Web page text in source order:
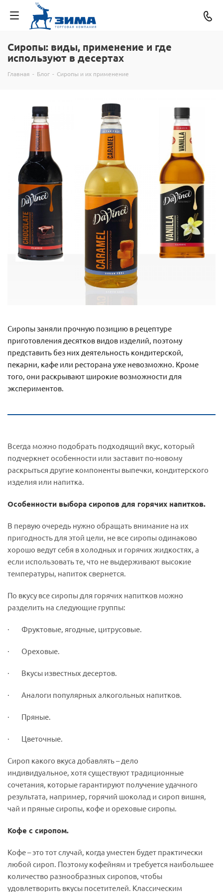
Сиропы: виды, применение и где
используют в десертах
Главная - Блог - Сиропы и их применение
Сиропы заняли прочную позицию в рецептуре
приготовления десятков видов изделий, поэтому
представить без них деятельность кондитерской,
пекарни, кафе или ресторана уже невозможно. Кроме
того, они раскрывают широкие возможности для
экспериментов.
Всегда можно подобрать подходящий вкус, который
подчеркнет особенности или заставит по-новому
раскрыться другие компоненты выпечки, кондитерского
изделия или напитка.
Особенности выбора сиропов для горячих напитков.
В первую очередь нужно обращать внимание на их
пригодность для этой цели, не все сиропы одинаково
хорошо ведут себя в холодных и горячих жидкостях, а
если использовать те, что не выдерживают высокие
температуры, напиток свернется.
По вкусу все сиропы для горячих напитков можно
разделить на следующие группы:
· Фруктовые, ягодные, цитрусовые.
· Ореховые.
· Вкусы известных десертов.
· Аналоги популярных алкогольных напитков.
· Пряные.
· Цветочные.
Сироп какого вкуса добавлять – дело
индивидуальное, хотя существуют традиционные
сочетания, которые гарантируют получение удачного
результата, например, горячий шоколад и сироп вишня,
чай и пряные сиропы, кофе и ореховые сиропы.
Кофе с сиропом.
Кофе – это тот случай, когда уместен будет практически
любой сироп. Поэтому кофейням и требуется наибольшее
количество разнообразных сиропов, чтобы
удовлетворить вкусы посетителей. Классическим